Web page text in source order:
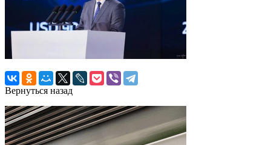
Вернуться назад